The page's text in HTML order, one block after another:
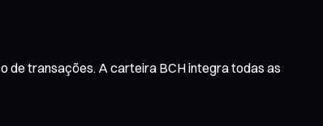
de transações. A carteira BCH integra todas as